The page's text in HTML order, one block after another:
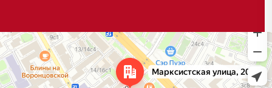
Москва
Марксистская улица, 20с8 — Яндекс Карты